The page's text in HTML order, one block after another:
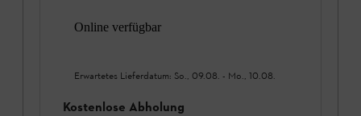
Online verfügbar
Erwartetes Lieferdatum: So., 09.08. - Mo., 10.08.
Kostenlose Abholung